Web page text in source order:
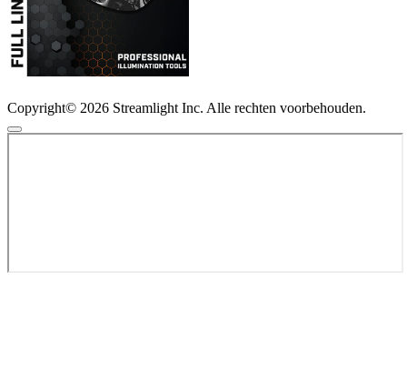
Copyright© 2026 Streamlight Inc. Alle rechten voorbehouden.